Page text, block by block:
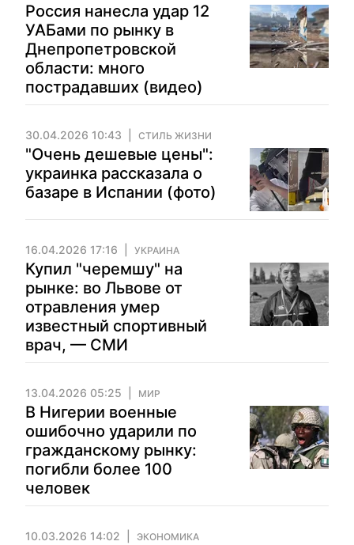
Россия нанесла удар 12
УАБами по рынку в
Днепропетровской
области: много
пострадавших (видео)
30.04.2026 10:43 СТИЛЬ ЖИЗНИ
"Очень дешевые цены":
украинка рассказала о
базаре в Испании (фото)
16.04.2026 17:16 УКРАИНА
Купил "черемшу" на
рынке: во Львове от
отравления умер
известный спортивный
врач, — СМИ
13.04.2026 05:25 МИР
В Нигерии военные
ошибочно ударили по
гражданскому рынку:
погибли более 100
человек
10.03.2026 14:02 ЭКОНОМИКА